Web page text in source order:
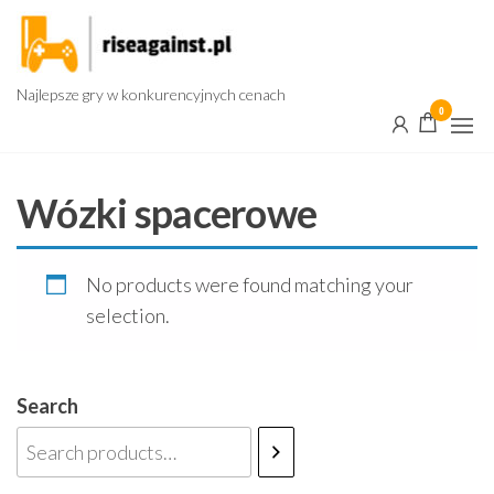
Przejdź
treści
Najlepsze gry w konkurencyjnych cenach
0
Wózki spacerowe
No products were found matching your
selection.
Search